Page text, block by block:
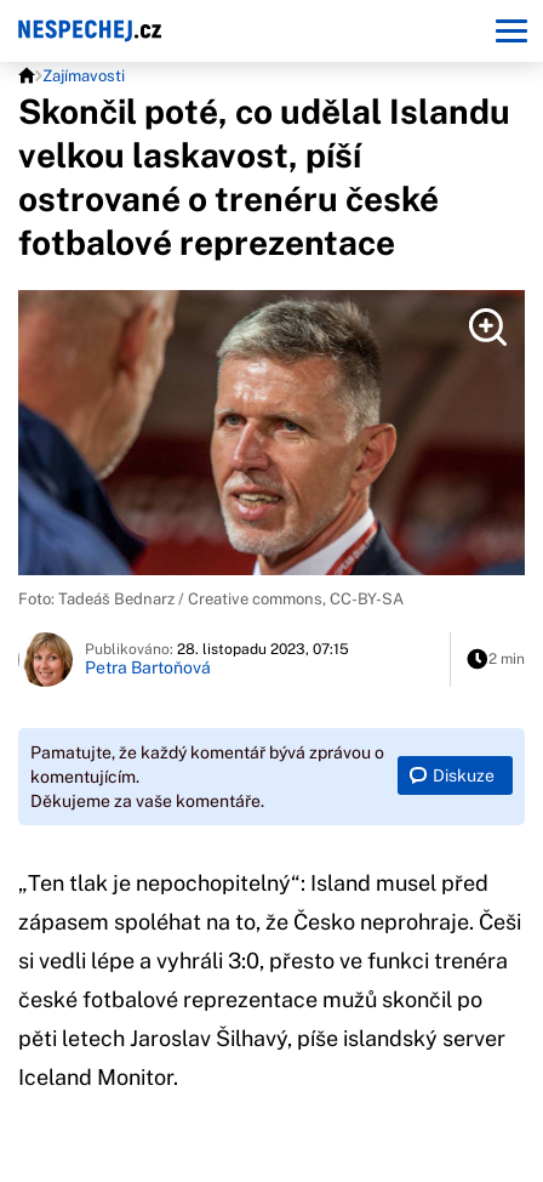
Zajímavosti
Skončil poté, co udělal Islandu
velkou laskavost, píší
ostrované o trenéru české
fotbalové reprezentace
Foto: Tadeáš Bednarz / Creative commons, CC-BY-SA
Publikováno: 28. listopadu 2023, 07:15
Petra Bartoňová 2 min
Pamatujte, že každý komentář bývá zprávou o
komentujícím.
Děkujeme za vaše komentáře.
Diskuze
„Ten tlak je nepochopitelný“: Island musel před
zápasem spoléhat na to, že Česko neprohraje. Češi
si vedli lépe a vyhráli 3:0, přesto ve funkci trenéra
české fotbalové reprezentace mužů skončil po
pěti letech Jaroslav Šilhavý, píše islandský server
Iceland Monitor.